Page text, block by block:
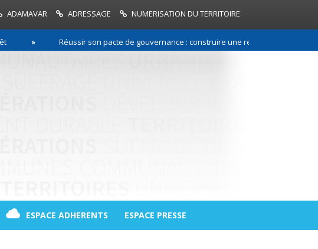
ADAMAVAR ADRESSAGE NUMERISATION DU TERRITOIRE
Réussir son pacte de gouvernance : construire une relation de confiance
ESPACE ADHERENTS ESPACE PRESSE